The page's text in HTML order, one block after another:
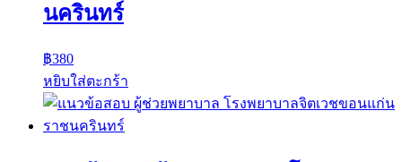
นครินทร์
฿380
หยิบใส่ตะกร้า